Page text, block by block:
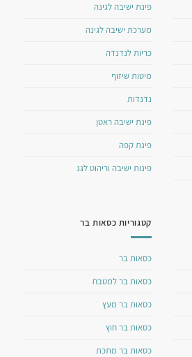
פינת ישיבה לגינה
מערכת ישיבה לגינה
כריות לנדנדה
מיטות שיזוף
נדנדות
פינת ישיבה ראטן
פינת קפה
פינות ישיבה וריהוט לגג
קטגוריות כסאות בר
כסאות בר
כסאות בר למטבח
כסאות בר מעץ
כסאות בר חוץ
כסאות בר מתכת